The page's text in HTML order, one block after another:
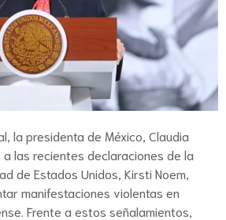
la presidenta de México, Claudia
a las recientes declaraciones de la
de Estados Unidos, Kirsti Noem,
manifestaciones violentas en
Frente a estos señalamientos,